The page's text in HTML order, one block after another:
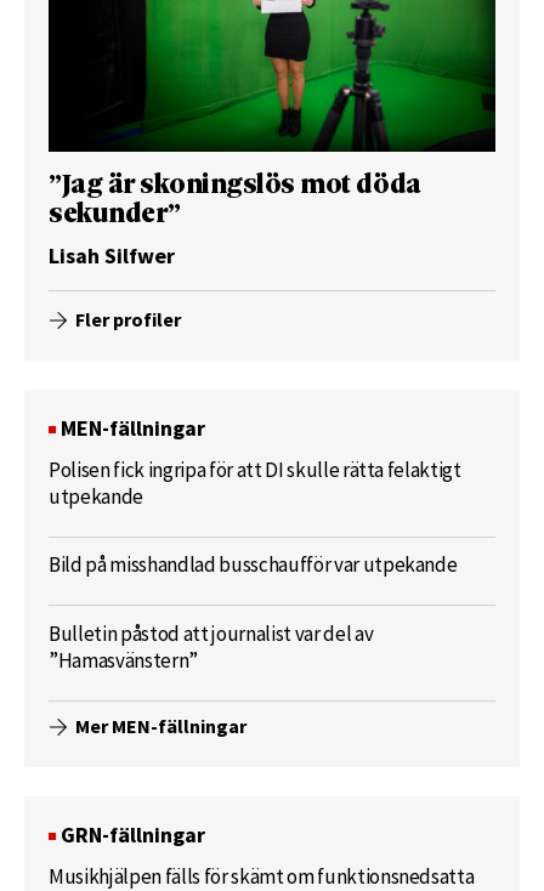
”Jag är skoningslös mot döda
sekunder”
Lisah Silfwer
Fler profiler
MEN-fällningar
Polisen fick ingripa för att DI skulle rätta felaktigt
utpekande
Bild på misshandlad busschaufför var utpekande
Bulletin påstod att journalist var del av
”Hamasvänstern”
Mer MEN-fällningar
GRN-fällningar
Musikhjälpen fälls för skämt om funktionsnedsatta